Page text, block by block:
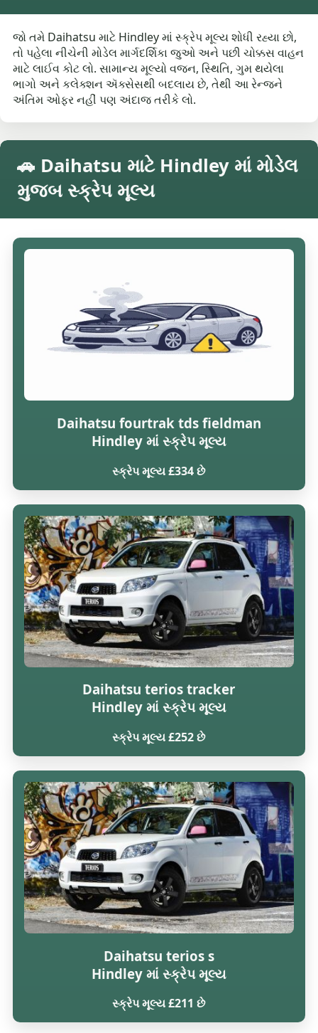
જો તમે Daihatsu માટે Hindley માં સ્ક્રેપ મૂલ્ય શોધી રહ્યા છો,
તો પહેલા નીચેની મોડેલ માર્ગદર્શિકા જુઓ અને પછી ચોક્કસ વાહન
માટે લાઈવ કોટ લો. સામાન્ય મૂલ્યો વજન, સ્થિતિ, ગુમ થયેલા
ભાગો અને કલેક્શન ઍક્સેસથી બદલાય છે, તેથી આ રેન્જને
અંતિમ ઓફર નહીં પણ અંદાજ તરીકે લો.
🚗 Daihatsu માટે Hindley માં મોડેલ
મુજબ સ્ક્રેપ મૂલ્ય
Daihatsu fourtrak tds fieldman
Hindley માં સ્ક્રેપ મૂલ્ય
સ્ક્રેપ મૂલ્ય £334 છે
Daihatsu terios tracker
Hindley માં સ્ક્રેપ મૂલ્ય
સ્ક્રેપ મૂલ્ય £252 છે
Daihatsu terios s
Hindley માં સ્ક્રેપ મૂલ્ય
સ્ક્રેપ મૂલ્ય £211 છે